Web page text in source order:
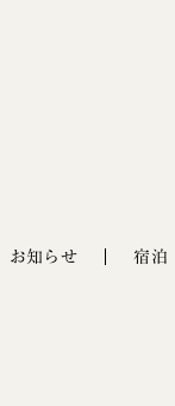
お知らせ 宿泊